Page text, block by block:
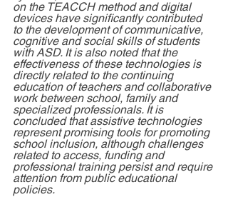
on the TEACCH method and digital
devices have significantly contributed
to the development of communicative,
cognitive and social skills of students
with ASD. It is also noted that the
effectiveness of these technologies is
directly related to the continuing
education of teachers and collaborative
work between school, family and
specialized professionals. It is
concluded that assistive technologies
represent promising tools for promoting
school inclusion, although challenges
related to access, funding and
professional training persist and require
attention from public educational
policies.